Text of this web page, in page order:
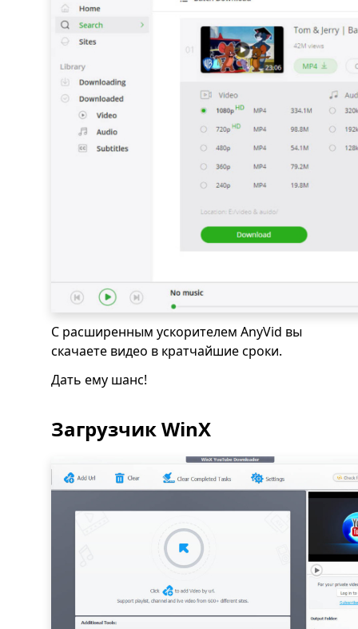
С расширенным ускорителем AnyVid вы
скачаете видео в кратчайшие сроки.
Дать ему шанс!
Загрузчик WinX